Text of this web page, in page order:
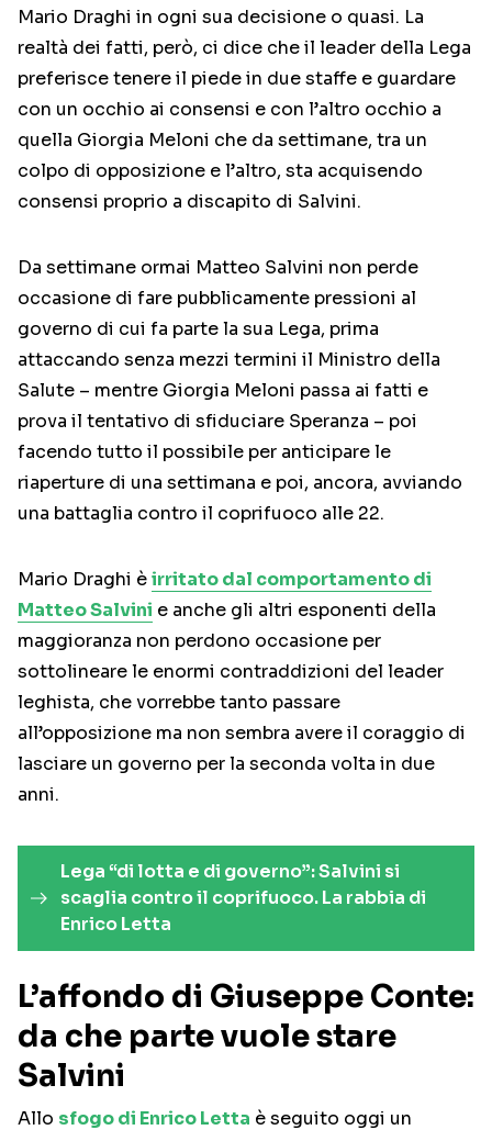
Mario Draghi in ogni sua decisione o quasi. La
realtà dei fatti, però, ci dice che il leader della Lega
preferisce tenere il piede in due staffe e guardare
con un occhio ai consensi e con l’altro occhio a
quella Giorgia Meloni che da settimane, tra un
colpo di opposizione e l’altro, sta acquisendo
consensi proprio a discapito di Salvini.
Da settimane ormai Matteo Salvini non perde
occasione di fare pubblicamente pressioni al
governo di cui fa parte la sua Lega, prima
attaccando senza mezzi termini il Ministro della
Salute – mentre Giorgia Meloni passa ai fatti e
prova il tentativo di sfiduciare Speranza – poi
facendo tutto il possibile per anticipare le
riaperture di una settimana e poi, ancora, avviando
una battaglia contro il coprifuoco alle 22.
Mario Draghi èirritato dal comportamento di
Matteo Salvini e anche gli altri esponenti della
maggioranza non perdono occasione per
sottolineare le enormi contraddizioni del leader
leghista, che vorrebbe tanto passare
all’opposizione ma non sembra avere il coraggio di
lasciare un governo per la seconda volta in due
anni.
Lega “di lotta e di governo”: Salvini si
scaglia contro il coprifuoco. La rabbia di
Enrico Letta
L’affondo di Giuseppe Conte:
da che parte vuole stare
Salvini
Allo sfogo di Enrico Letta è seguito oggi un